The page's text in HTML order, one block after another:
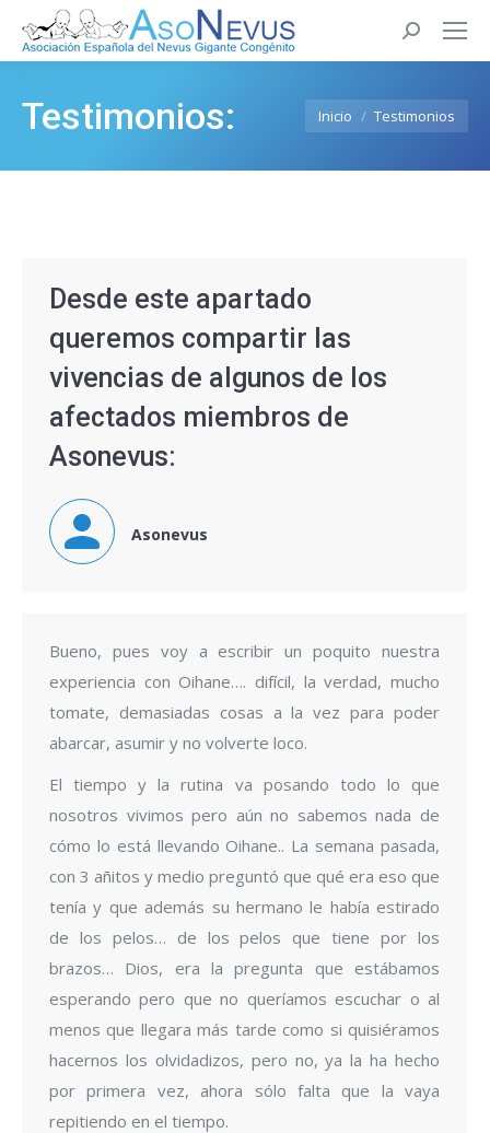
Buscar:
Testimonios: Estás aquí:
Inicio Testimonios
Desde este apartado
queremos compartir las
vivencias de algunos de los
afectados miembros de
Asonevus:
Asonevus
Bueno, pues voy a escribir un poquito nuestra
experiencia con Oihane…. difícil, la verdad, mucho
tomate, demasiadas cosas a la vez para poder
abarcar, asumir y no volverte loco.
El tiempo y la rutina va posando todo lo que
nosotros vivimos pero aún no sabemos nada de
cómo lo está llevando Oihane.. La semana pasada,
con 3 añitos y medio preguntó que qué era eso que
tenía y que además su hermano le había estirado
de los pelos… de los pelos que tiene por los
brazos… Dios, era la pregunta que estábamos
esperando pero que no queríamos escuchar o al
menos que llegara más tarde como si quisiéramos
hacernos los olvidadizos, pero no, ya la ha hecho
por primera vez, ahora sólo falta que la vaya
repitiendo en el tiempo.